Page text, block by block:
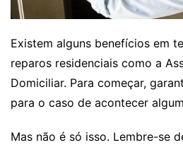
Existem alguns benefícios em
reparos residenciais como a
Domiciliar. Para começar,
para o caso de acontecer
Mas não é só isso. Lembre-se